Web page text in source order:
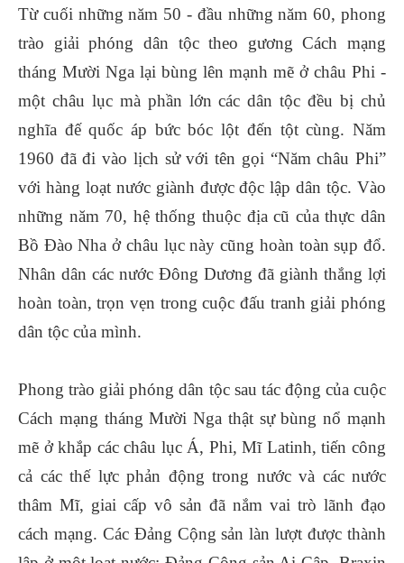
Từ cuối những năm 50 - đầu những năm 60, phong
trào giải phóng dân tộc theo gương Cách mạng
tháng Mười Nga lại bùng lên mạnh mẽ ở châu Phi -
một châu lục mà phần lớn các dân tộc đều bị chủ
nghĩa đế quốc áp bức bóc lột đến tột cùng. Năm
1960 đã đi vào lịch sử với tên gọi “Năm châu Phi”
với hàng loạt nước giành được độc lập dân tộc. Vào
những năm 70, hệ thống thuộc địa cũ của thực dân
Bồ Đào Nha ở châu lục này cũng hoàn toàn sụp đổ.
Nhân dân các nước Đông Dương đã giành thắng lợi
hoàn toàn, trọn vẹn trong cuộc đấu tranh giải phóng
dân tộc của mình.
Phong trào giải phóng dân tộc sau tác động của cuộc
Cách mạng tháng Mười Nga thật sự bùng nổ mạnh
mẽ ở khắp các châu lục Á, Phi, Mĩ Latinh, tiến công
cả các thế lực phản động trong nước và các nước
thâm Mĩ, giai cấp vô sản đã nắm vai trò lãnh đạo
cách mạng. Các Đảng Cộng sản làn lượt được thành